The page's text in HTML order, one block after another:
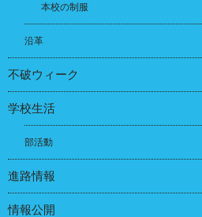
本校の制服
沿革
不破ウィーク
学校生活
部活動
進路情報
情報公開